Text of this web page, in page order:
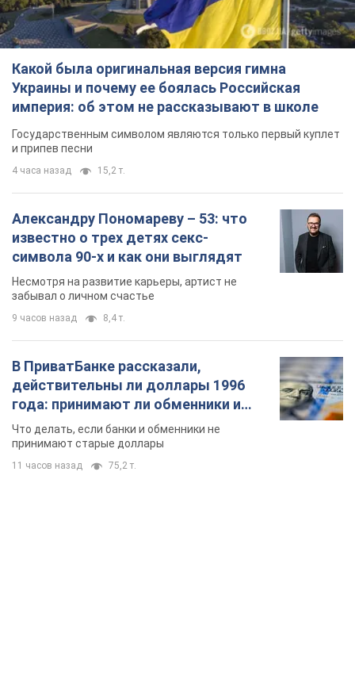
4 часа назад 15,2 т.
Александру Пономареву – 53: что
известно о трех детях секс-
символа 90-х и как они выглядят
забывал о личном счастье
В ПриватБанке рассказали,
действительны ли доллары 1996
года: принимают ли обменники и
банки такие купюры
принимают старые доллары